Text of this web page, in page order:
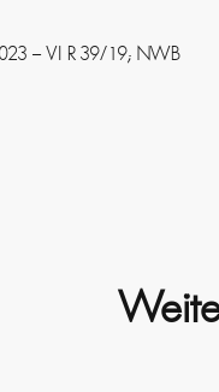
– VI R 39/19; NWB